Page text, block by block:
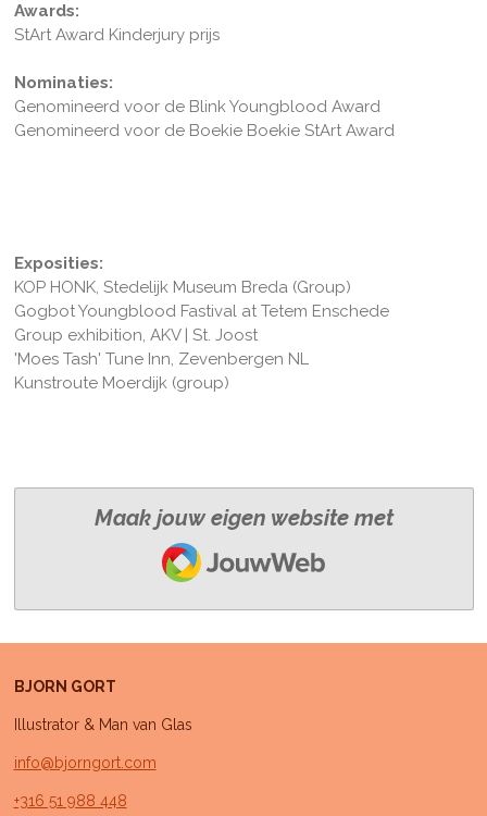
Awards:
StArt Award Kinderjury prijs
​Nominaties:
Genomineerd voor de Blink Youngblood Award
Genomineerd voor de Boekie Boekie StArt Award
Exposities:
KOP HONK, Stedelijk Museum Breda (Group)
Gogbot Youngblood Fastival at Tetem Enschede
Group exhibition, AKV | St. Joost
'Moes Tash' Tune Inn, Zevenbergen NL
Kunstroute Moerdijk (group)
Maak jouw eigen website met
JouwWeb
BJORN GORT
Illustrator & Man van Glas
info@bjorngort.com
+316 51 988 448